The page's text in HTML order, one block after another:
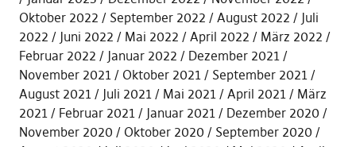
Oktober 2022
September 2022 August 2022
Juli
2022
Juni 2022 Mai 2022 April 2022
März 2022
Februar 2022
Januar 2022
Dezember 2021
November 2021
Oktober 2021
September 2021
August 2021
Juli 2021 Mai 2021 April 2021
März
2021
Februar 2021 Januar 2021
Dezember 2020
November 2020
Oktober 2020
September 2020